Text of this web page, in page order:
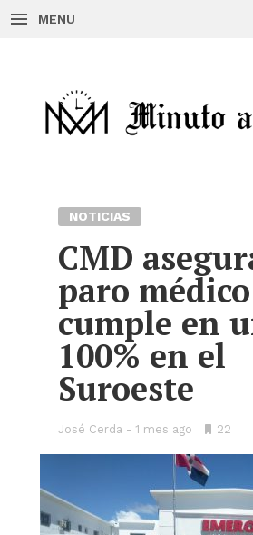
MENU
NOTICIAS
CMD
paro
cumple en
100% en el
Suroeste
José Cerda 1 mes ago
•22